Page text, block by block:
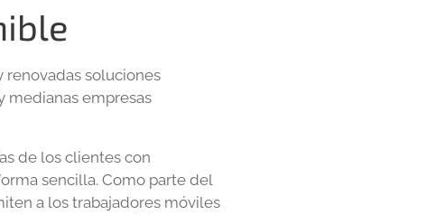
renovadas soluciones
medianas empresas
de los clientes con
sencilla. Como parte del
a los trabajadores móviles